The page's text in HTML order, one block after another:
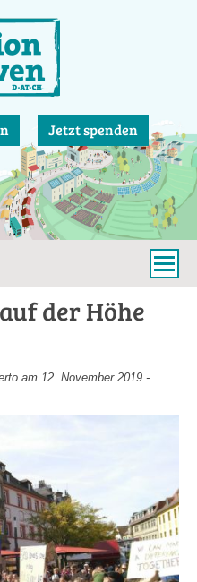
Jetzt spenden
der Höhe
am 12. November 2019 -